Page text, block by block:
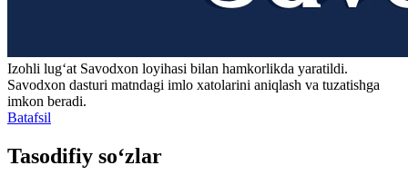
Izohli lugʻat Savodxon loyihasi bilan hamkorlikda yaratildi.
Savodxon dasturi matndagi imlo xatolarini aniqlash va tuzatishga
imkon beradi.
Batafsil
Tasodifiy so‘zlar